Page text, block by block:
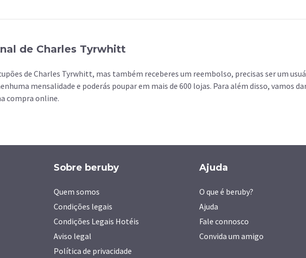
de Charles Tyrwhitt
de Charles Tyrwhitt, mas também receberes um reembolso, precisas ser um
mensalidade e poderás poupar em mais de 600 lojas. Para além disso, vamos
compra online.
Sobre beruby
Quem somos
Condições legais
Condições Legais Hotéis
Aviso legal
Política de privacidade
Ajuda
O que é beruby?
Ajuda
Fale connosco
Convida um amigo